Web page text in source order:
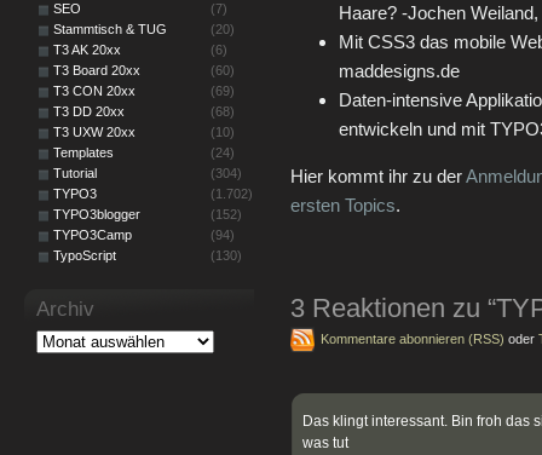
Haare? -Jochen
Mit CSS3 das mobile
maddesigns.de
Daten-intensive
entwickeln und mit
Hier kommt ihr zu der
ersten Topics.
3 Reaktionen zu
Kommentare abonnieren (RSS) oder
Das klingt interessant. Bin froh das
was tut
SEO
(7)
Stammtisch & TUG
(20)
T3 AK 20xx
(6)
T3 Board 20xx
(60)
T3 CON 20xx
(69)
T3 DD 20xx
(68)
T3 UXW 20xx
(10)
Templates
(24)
Tutorial
(304)
TYPO3
(1.702)
TYPO3blogger
(152)
TYPO3Camp
(94)
TypoScript
(130)
Archiv